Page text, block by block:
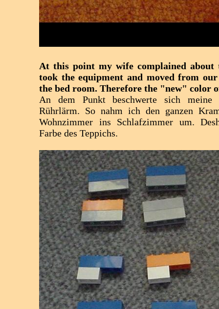
At this point my wife complained about
took the equipment and moved from
the bed room. Therefore the "new" color
An dem Punkt beschwerte sich meine
Rührlärm. So nahm ich den ganzen
Wohnzimmer ins Schlafzimmer um.
Farbe des Teppichs.